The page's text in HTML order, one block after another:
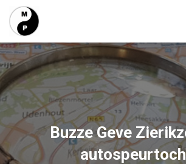
Buzze Geve